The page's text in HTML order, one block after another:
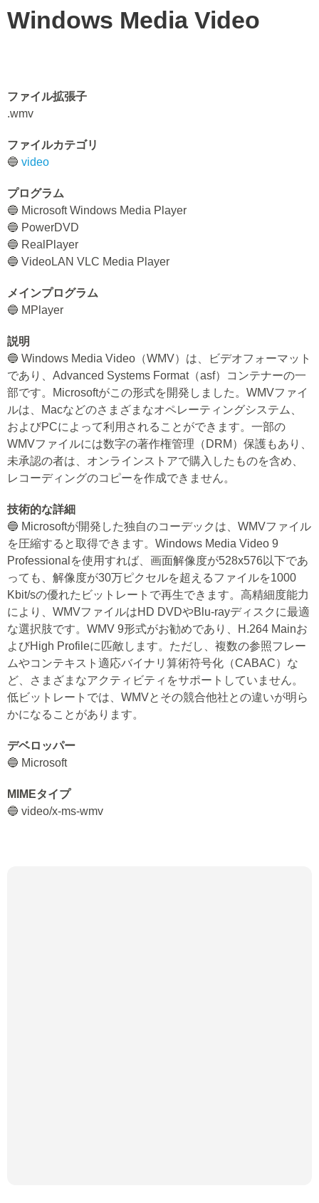
Windows Media Video
ファイル拡張子
.wmv
ファイルカテゴリ
🔵 video
プログラム
🔵 Microsoft Windows Media Player
🔵 PowerDVD
🔵 RealPlayer
🔵 VideoLAN VLC Media Player
メインプログラム
🔵 MPlayer
説明
🔵 Windows Media Video（WMV）は、ビデオフォーマット
であり、Advanced Systems Format（asf）コンテナーの一
部です。Microsoftがこの形式を開発しました。WMVファイ
ルは、Macなどのさまざまなオペレーティングシステム、
およびPCによって利用されることができます。一部の
WMVファイルには数字の著作権管理（DRM）保護もあり、
未承認の者は、オンラインストアで購入したものを含め、
レコーディングのコピーを作成できません。
技術的な詳細
🔵 Microsoftが開発した独自のコーデックは、WMVファイル
を圧縮すると取得できます。Windows Media Video 9
Professionalを使用すれば、画面解像度が528x576以下であ
っても、解像度が30万ピクセルを超えるファイルを1000
Kbit/sの優れたビットレートで再生できます。高精細度能力
により、WMVファイルはHD DVDやBlu-rayディスクに最適
な選択肢です。WMV 9形式がお勧めであり、H.264 Mainお
よびHigh Profileに匹敵します。ただし、複数の参照フレー
ムやコンテキスト適応バイナリ算術符号化（CABAC）な
ど、さまざまなアクティビティをサポートしていません。
低ビットレートでは、WMVとその競合他社との違いが明ら
かになることがあります。
デベロッパー
🔵 Microsoft
MIMEタイプ
🔵 video/x-ms-wmv